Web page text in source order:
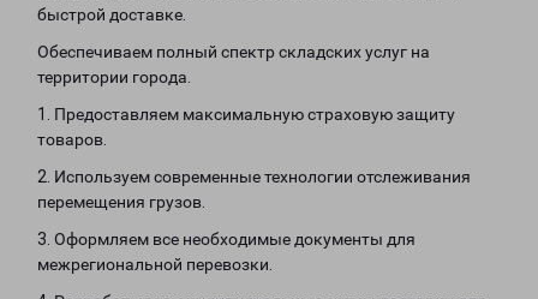
быстрой доставке.
Обеспечиваем полный спектр складских услуг на
территории города.
1. Предоставляем максимальную страховую защиту
товаров.
2. Используем современные технологии отслеживания
перемещения грузов.
3. Оформляем все необходимые документы для
межрегиональной перевозки.